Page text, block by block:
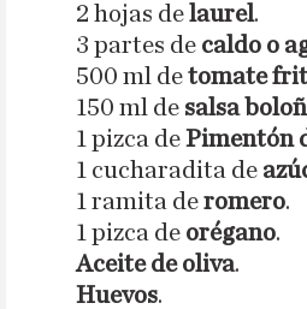
2 hojas delaurel.
3 partes de caldo o
500 ml detomate
150 ml de salsa
1 pizca dePimentón
1 cucharadita de
1 ramita deromero.
1 pizca de orégano.
Aceite de oliva.
Huevos.